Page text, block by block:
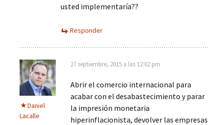
usted implementaría??
Responder
Daniel
Lacalle
27 septiembre, 2015 a las 12:02 pm
Abrir el comercio internacional para
acabar con el desabastecimiento y parar
la impresión monetaria
hiperinflacionista, devolver las empresas